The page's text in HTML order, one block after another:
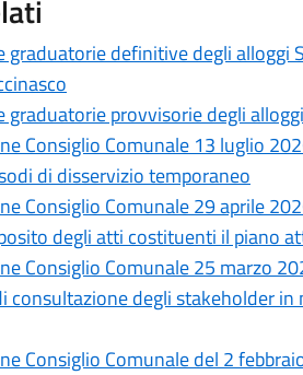
graduatorie definitive degli alloggi
graduatorie provvisorie degli
Consiglio Comunale 13 luglio
di disservizio temporaneo
Consiglio Comunale 29 aprile
degli atti costituenti il piano
Consiglio Comunale 25 marzo
consultazione degli stakeholder in
Consiglio Comunale del 2